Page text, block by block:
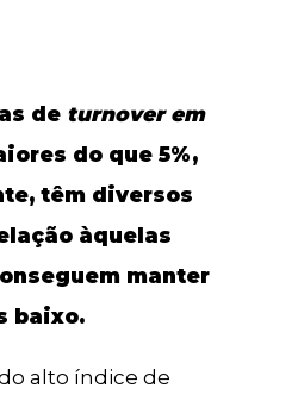
de turnover em
do que 5%,
têm diversos
àquelas
manter
baixo.
alto índice de